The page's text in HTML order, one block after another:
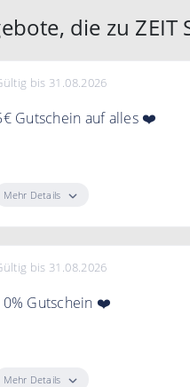
die zu ZEIT
bis 31.08.2026
Gutschein auf alles ❤️
Mehr Details
bis 31.08.2026
Gutschein ❤️
abonnieren. Sie bekommen
Mehr Details